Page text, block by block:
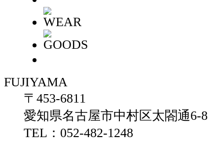
FUJIYAMA
〒453-6811
愛知県名古屋市中村区太閤通6-8
TEL：052-482-1248